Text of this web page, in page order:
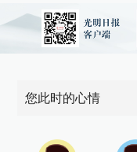
您此时的心情